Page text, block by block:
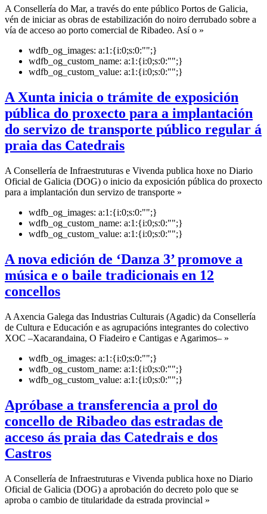
A Consellería do Mar, a través do ente público Portos de Galicia,
vén de iniciar as obras de estabilización do noiro derrubado sobre a
vía de acceso ao porto comercial de Ribadeo. Así o »
wdfb_og_images: a:1:{i:0;s:0:"";}
wdfb_og_custom_name: a:1:{i:0;s:0:"";}
wdfb_og_custom_value: a:1:{i:0;s:0:"";}
A Xunta inicia o trámite de exposición
pública do proxecto para a implantación
do servizo de transporte público regular á
praia das Catedrais
A Consellería de Infraestruturas e Vivenda publica hoxe no Diario
Oficial de Galicia (DOG) o inicio da exposición pública do proxecto
para a implantación dun servizo de transporte »
wdfb_og_images: a:1:{i:0;s:0:"";}
wdfb_og_custom_name: a:1:{i:0;s:0:"";}
wdfb_og_custom_value: a:1:{i:0;s:0:"";}
A nova edición de ‘Danza 3’ promove a
música e o baile tradicionais en 12
concellos
A Axencia Galega das Industrias Culturais (Agadic) da Consellería
de Cultura e Educación e as agrupacións integrantes do colectivo
XOC –Xacarandaina, O Fiadeiro e Cantigas e Agarimos– »
wdfb_og_images: a:1:{i:0;s:0:"";}
wdfb_og_custom_name: a:1:{i:0;s:0:"";}
wdfb_og_custom_value: a:1:{i:0;s:0:"";}
Apróbase a transferencia a prol do
concello de Ribadeo das estradas de
acceso ás praia das Catedrais e dos
Castros
A Consellería de Infraestruturas e Vivenda publica hoxe no Diario
Oficial de Galicia (DOG) a aprobación do decreto polo que se
aproba o cambio de titularidade da estrada provincial »